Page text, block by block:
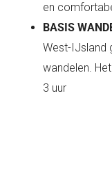
en
BASIS
West-IJsland
wandelen.
3 uur